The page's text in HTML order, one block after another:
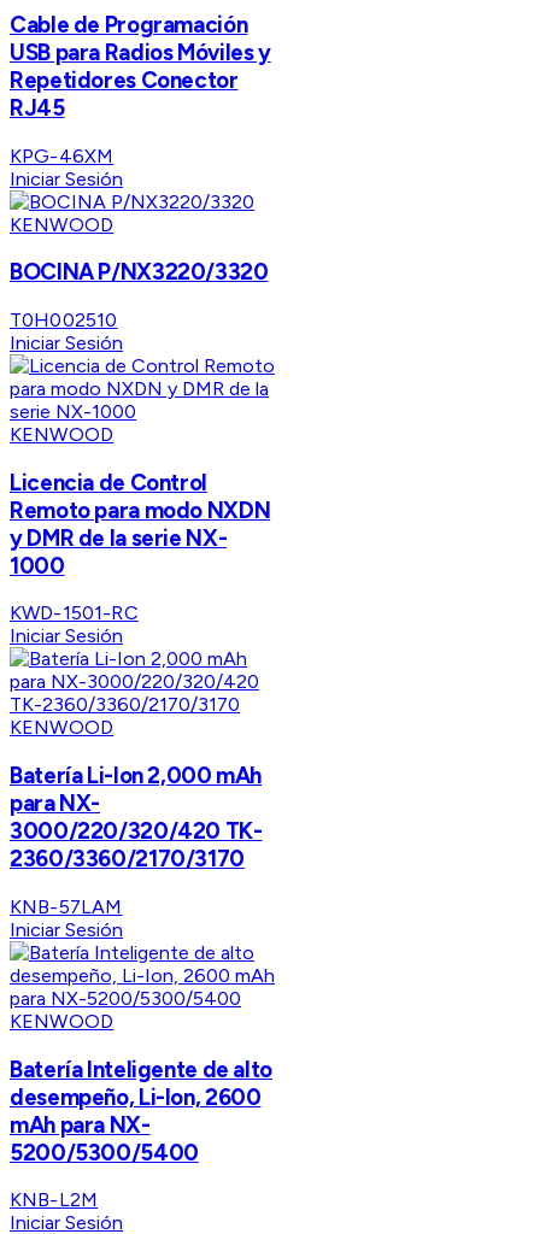
Cable de Programación
USB para Radios Móviles y
Repetidores Conector
RJ45
KPG-46XM
Iniciar Sesión
KENWOOD
BOCINA P/NX3220/3320
T0H002510
Iniciar Sesión
KENWOOD
Licencia de Control
Remoto para modo NXDN
y DMR de la serie NX-
1000
KWD-1501-RC
Iniciar Sesión
KENWOOD
Batería Li-Ion 2,000 mAh
para NX-
3000/220/320/420 TK-
2360/3360/2170/3170
KNB-57LAM
Iniciar Sesión
KENWOOD
Batería Inteligente de alto
desempeño, Li-Ion, 2600
mAh para NX-
5200/5300/5400
KNB-L2M
Iniciar Sesión